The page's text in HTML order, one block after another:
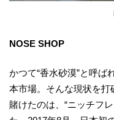
NOSE SHOP
かつて“香水砂漠”と呼ば
本市場。そんな現状を
賭けたのは、“ニッチフ